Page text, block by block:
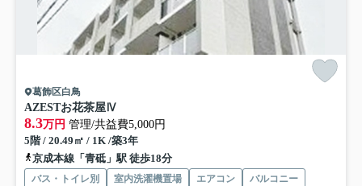
葛飾区白鳥
AZESTお花茶屋Ⅳ
8.3万円 管理/共益費5,000円
5階 / 20.49㎡ / 1K /築3年
京成本線「青砥」駅 徒歩18分
バス・トイレ別 室内洗濯機置場 エアコン
バルコニー